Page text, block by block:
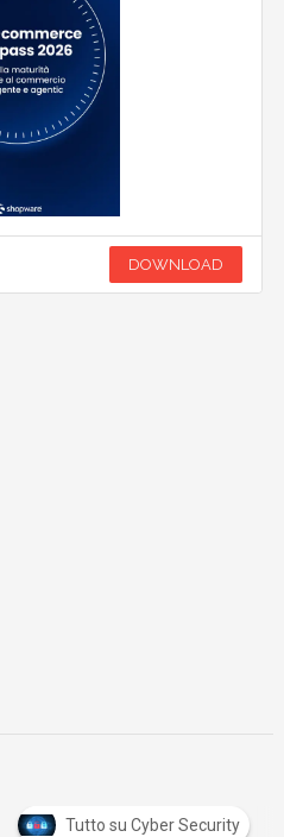
DOWNLOAD
Tutto su Cyber Security